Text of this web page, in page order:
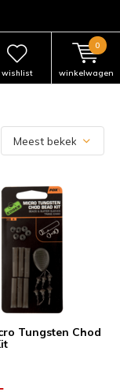
wishlist winkelwagen
0
Tungsten Chod